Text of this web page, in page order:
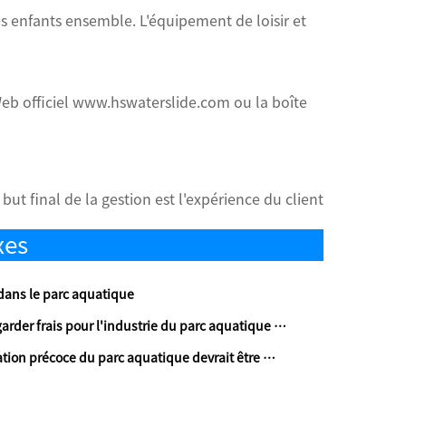
enfants ensemble. L'équipement de loisir et
officiel www.hswaterslide.com ou la boîte
but final de la gestion est l'expérience du client
le parc aquatique
pour l'industrie du parc aquatique dans un nouvel environnement?
du parc aquatique devrait être multidirectionnelle et polyvalente